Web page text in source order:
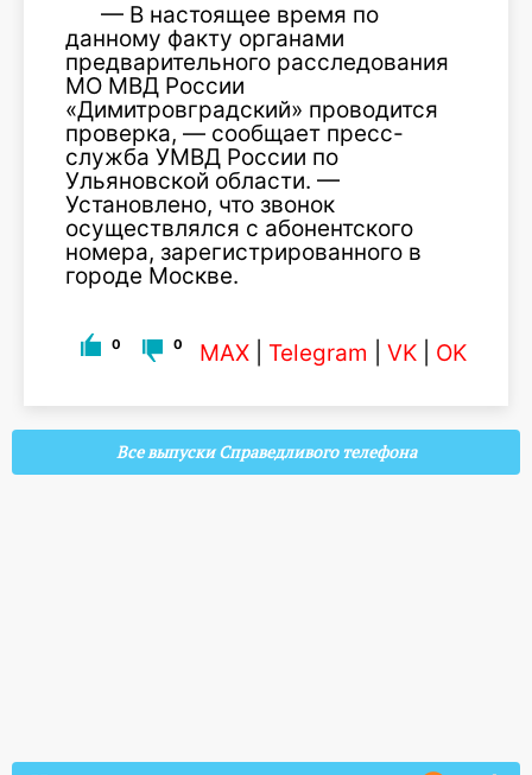
— В настоящее время по
данному факту органами
предварительного расследования
МО МВД России
«Димитровградский» проводится
проверка, — сообщает пресс-
служба УМВД России по
Ульяновской области. —
Установлено, что звонок
осуществлялся с абонентского
номера, зарегистрированного в
городе Москве.
0 0 MAX Telegram VK OK
Все выпуски Справедливого телефона